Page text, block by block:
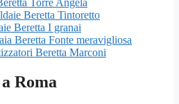
Torre Angela
Beretta Tintoretto
Beretta I granai
Beretta Fonte meravigliosa
Beretta Marconi
Roma